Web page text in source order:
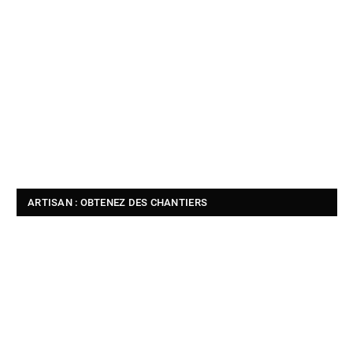
ARTISAN : OBTENEZ DES CHANTIERS